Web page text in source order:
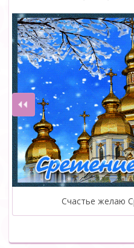
Счастье желаю